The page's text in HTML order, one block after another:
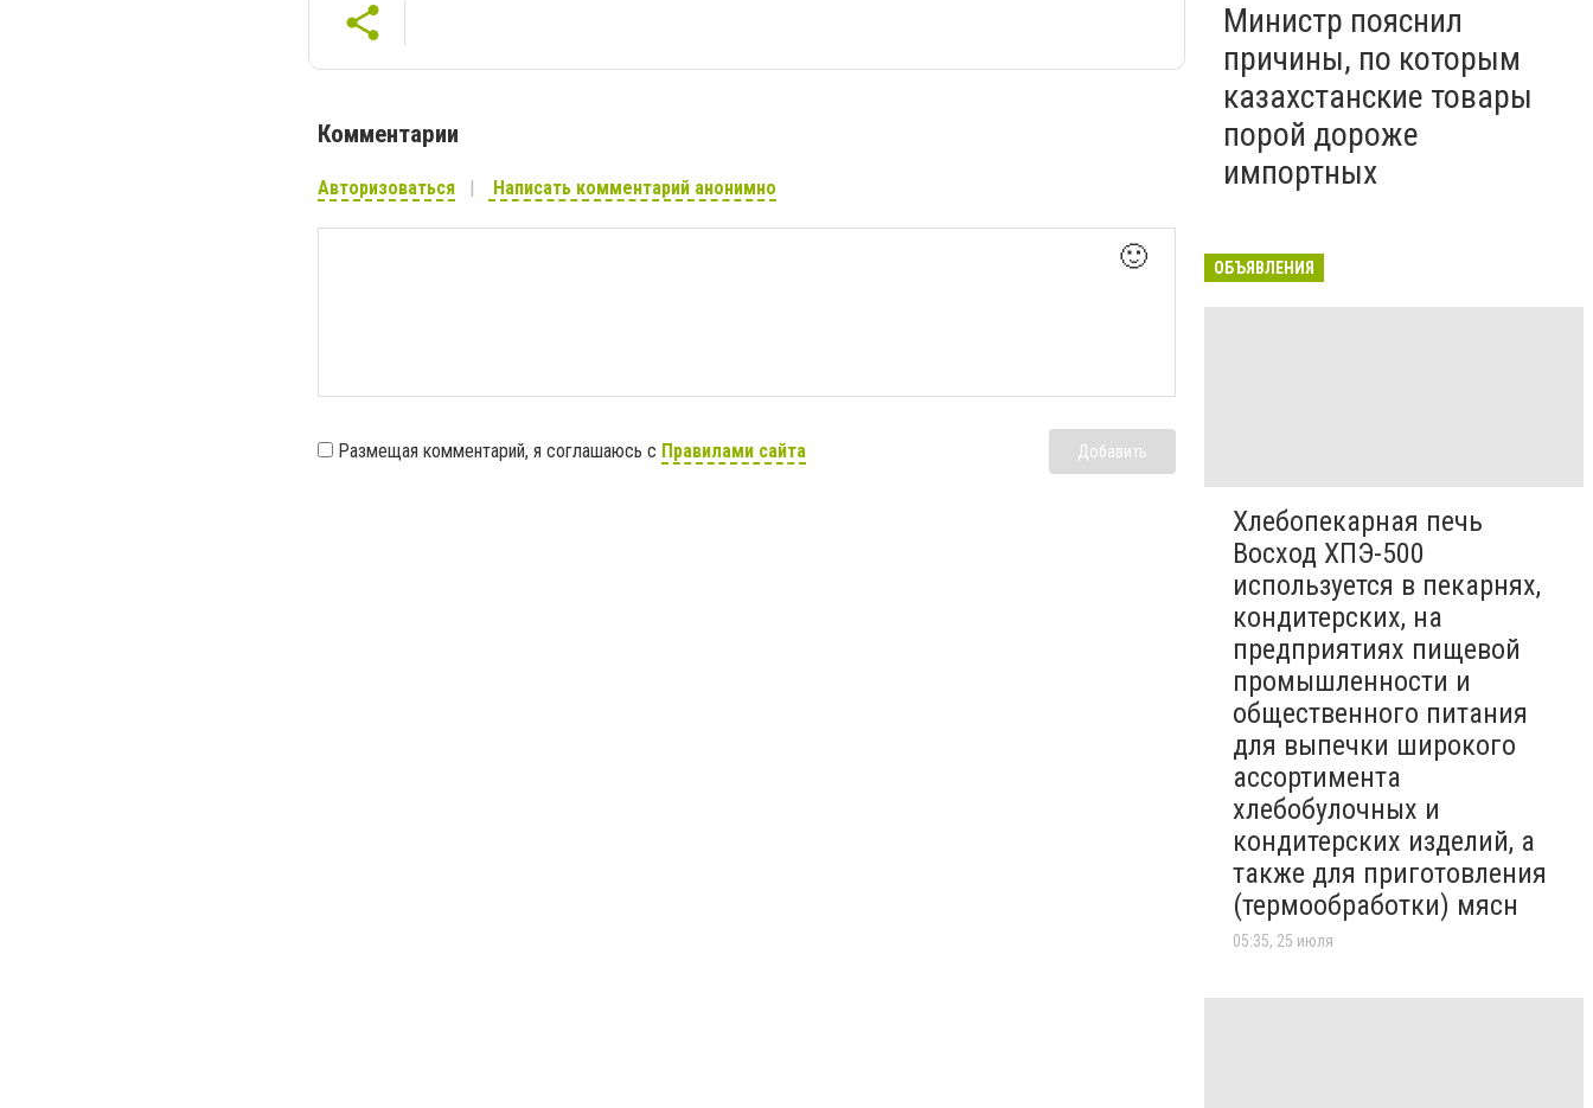
Комментарии
Авторизоваться Написать комментарий анонимно
🙂
Размещая комментарий, я соглашаюсь с Правилами сайта Добавить
Министр пояснил
причины, по которым
казахстанские товары
порой дороже
импортных
ОБЪЯВЛЕНИЯ
Хлебопекарная печь
Восход ХПЭ-500
используется в пекарнях,
кондитерских, на
предприятиях пищевой
промышленности и
общественного питания
для выпечки широкого
ассортимента
хлебобулочных и
кондитерских изделий, а
также для приготовления
(термообработки) мясн
05:35, 25 июля